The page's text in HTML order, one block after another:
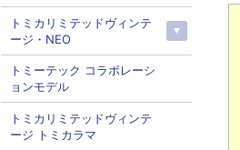
トミカリミテッドヴィンテ
ージ・NEO
トミーテック コラボレーシ
ョンモデル
トミカリミテッドヴィンテ
ージ トミカラマ